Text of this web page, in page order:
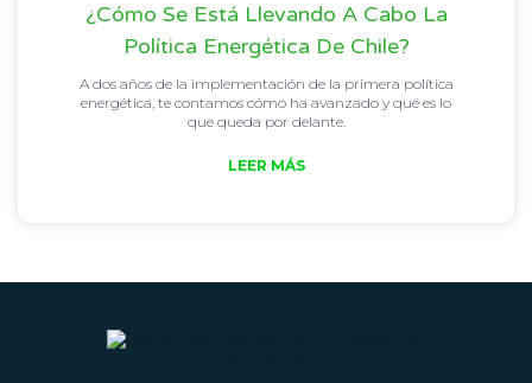
¿Cómo Se Está Llevando A Cabo La
Política Energética De Chile?
A dos años de la implementación de la primera política
energética, te contamos cómo ha avanzado y qué es lo
que queda por delante.
LEER MÁS